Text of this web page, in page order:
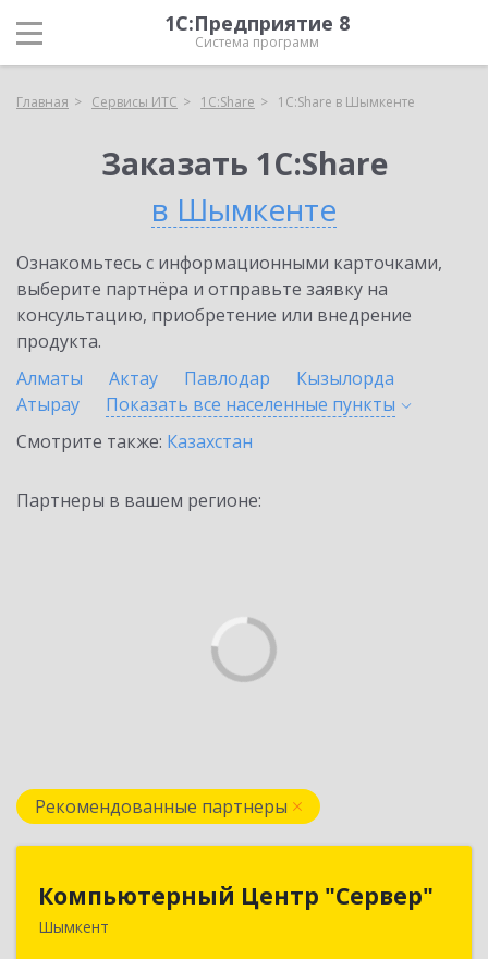
1С:Предприятие 8
Система программ
Главная Сервисы ИТС 1С:Share 1С:Share в Шымкенте
Заказать 1С:Share
в Шымкенте
Ознакомьтесь с информационными карточками,
выберите партнёра и отправьте заявку на
консультацию, приобретение или внедрение
продукта.
Алматы
Актау Павлодар
Кызылорда
Атырау
Показать все населенные пункты
Смотрите также: Казахстан
Партнеры в вашем регионе:
Рекомендованные партнеры
Компьютерный Центр "Сервер"
Шымкент
Компьютерный Центр "Сервер"
Казахстан, 160000, г. Шымкент, ул. Казыбек-Би,